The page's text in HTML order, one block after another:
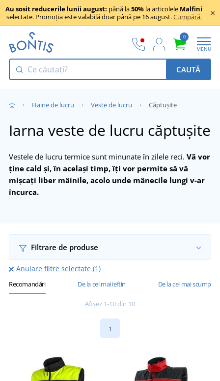
Au sosit reducerile lunii august: până la50% la articolele Malfini
selectate. Promoția este valabilă doar până pe 16 august.Cumpără.
0
MENU
CAUTĂ
Haine de lucru Veste de lucru Căptușite
Iarna veste de lucru căptușite
Vestele de lucru termice sunt minunate în zilele reci. Vă vor
ține cald și, în același timp, îți vor permite să vă
mișcați liber mâinile, acolo unde mânecile lungi v-ar
încurca.
Filtrare de produse
Anulare filtre selectate (1)
Recomandări De la cel mai ieftin De la cel mai scump
Afișez 1-10 din 10
1